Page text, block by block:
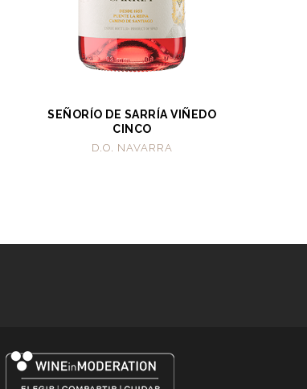
SEÑORÍO DE SARRÍA VIÑEDO
CINCO
D.O. NAVARRA